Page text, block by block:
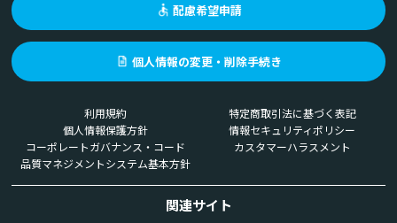
配慮希望申請
個人情報の変更・削除手続き
利用規約
特定商取引法に基づく表記
個人情報保護方針
情報セキュリティポリシー
コーポレートガバナンス・コード
カスタマーハラスメント
品質マネジメントシステム基本方針
関連サイト